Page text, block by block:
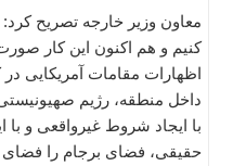
معاون وزیر خارجه تصریح کرد:
کنیم و هم اکنون این کار
اظهارات مقامات آمریکایی در
داخل منطقه، رژیم
با ایجاد شروط غیرواقعی و با
حقیقی، فضای برجام را